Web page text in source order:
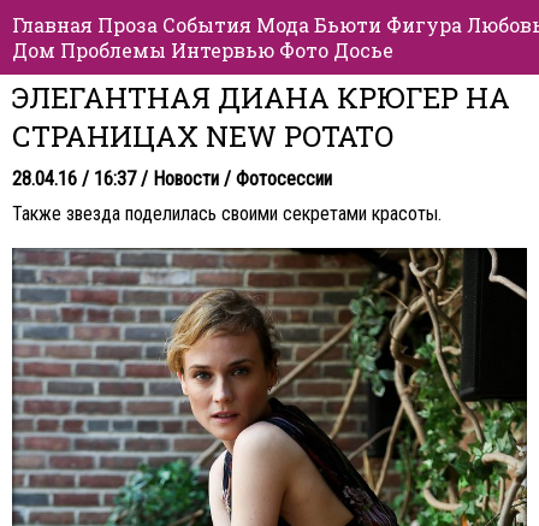
Главная Проза События Мода Бьюти Фигура
Дом Проблемы Интервью Фото Досье
ЭЛЕГАНТНАЯ ДИАНА КРЮГЕР НА
СТРАНИЦАХ NEW POTATO
28.04.16 / 16:37 / Новости / Фотосессии
Также звезда поделилась своими секретами красоты.